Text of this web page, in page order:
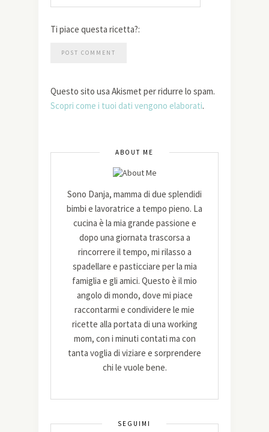
Ti piace questa ricetta?:
Questo sito usa Akismet per ridurre lo spam.
Scopri come i tuoi dati vengono elaborati.
ABOUT ME
Sono Danja, mamma di due splendidi
bimbi e lavoratrice a tempo pieno. La
cucina è la mia grande passione e
dopo una giornata trascorsa a
rincorrere il tempo, mi rilasso a
spadellare e pasticciare per la mia
famiglia e gli amici. Questo è il mio
angolo di mondo, dove mi piace
raccontarmi e condividere le mie
ricette alla portata di una working
mom, con i minuti contati ma con
tanta voglia di viziare e sorprendere
chi le vuole bene.
SEGUIMI